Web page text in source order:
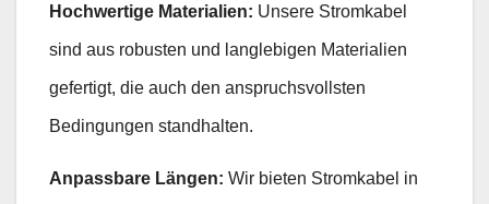
Hochwertige Materialien: Unsere Stromkabel
sind aus robusten und langlebigen Materialien
gefertigt, die auch den anspruchsvollsten
Bedingungen standhalten.
Anpassbare Längen: Wir bieten Stromkabel in